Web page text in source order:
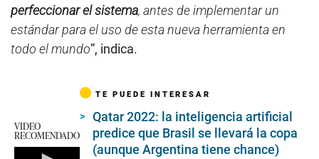
perfeccionar el sistema, antes de implementar un
estándar para el uso de esta nueva herramienta en
todo el mundo”, indica.
VIDEO
RECOMENDADO
TE PUEDE INTERESAR
Qatar 2022: la inteligencia artificial
predice que Brasil se llevará la copa
(aunque Argentina tiene chance)